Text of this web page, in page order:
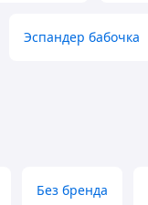
Эспандер бабочка
Без бренда